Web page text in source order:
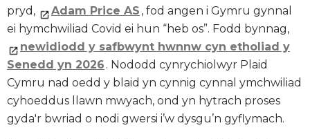
pryd, Adam Price AS , fod angen i Gymru gynnal
ei hymchwiliad Covid ei hun “heb os”. Fodd bynnag,
newidiodd y safbwynt hwnnw cyn etholiad y
Senedd yn 2026 . Nododd cynrychiolwyr Plaid
Cymru nad oedd y blaid yn cynnig cynnal ymchwiliad
cyhoeddus llawn mwyach, ond yn hytrach proses
gyda'r bwriad o nodi gwersi i’w dysgu’n gyflymach.